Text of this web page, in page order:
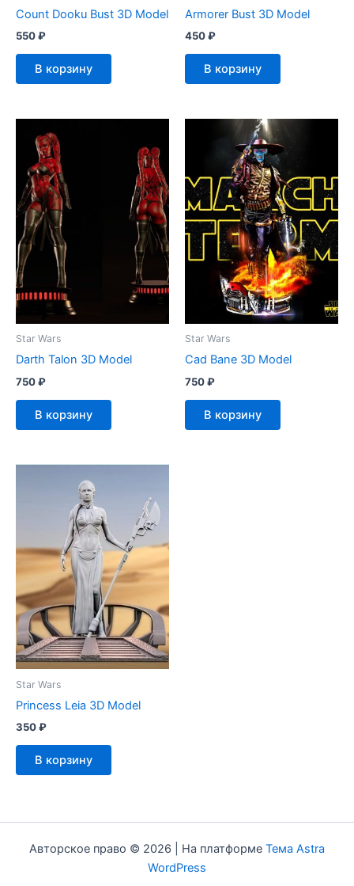
Count Dooku Bust 3D Model
550₽
В корзину
Armorer Bust 3D Model
450₽
В корзину
Star Wars
Darth Talon 3D Model
750₽
В корзину
Star Wars
Cad Bane 3D Model
750₽
В корзину
Star Wars
Princess Leia 3D Model
350₽
В корзину
Авторское право © 2026 | На платформе Тема Astra
WordPress